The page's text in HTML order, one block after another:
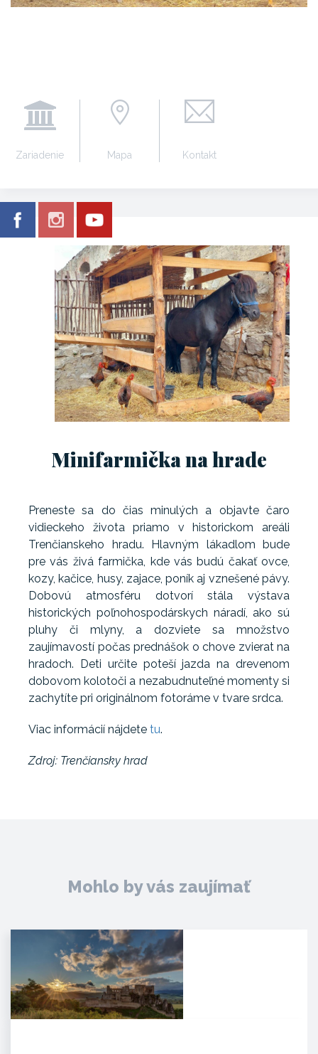
Zariadenie Mapa Kontakt
Minifarmička na hrade
Preneste sa do čias minulých a objavte čaro
vidieckeho života priamo v historickom areáli
Trenčianskeho hradu. Hlavným lákadlom bude
pre vás živá farmička, kde vás budú čakať ovce,
kozy, kačice, husy, zajace, poník aj vznešené pávy.
Dobovú atmosféru dotvorí stála výstava
historických poľnohospodárskych náradí, ako sú
pluhy či mlyny, a dozviete sa množstvo
zaujímavostí počas prednášok o chove zvierat na
hradoch. Deti určite poteší jazda na drevenom
dobovom kolotoči a nezabudnuteľné momenty si
zachytíte pri originálnom fotoráme v tvare srdca.
Viac informácií nájdete tu.
Zdroj: Trenčiansky hrad
Mohlo by vás zaujímať